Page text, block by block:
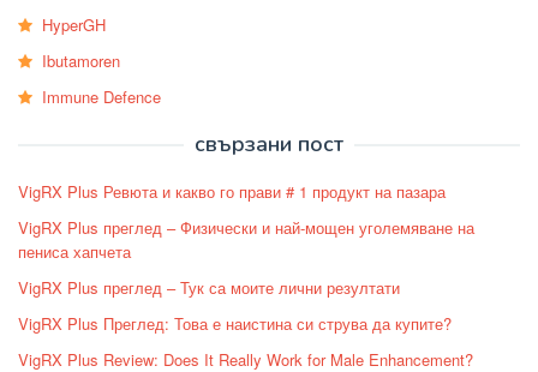
HyperGH
Ibutamoren
Immune Defence
свързани пост
VigRX Plus Ревюта и какво го прави # 1 продукт на пазара
VigRX Plus преглед – Физически и най-мощен уголемяване на
пениса хапчета
VigRX Plus преглед – Тук са моите лични резултати
VigRX Plus Преглед: Това е наистина си струва да купите?
VigRX Plus Review: Does It Really Work for Male Enhancement?